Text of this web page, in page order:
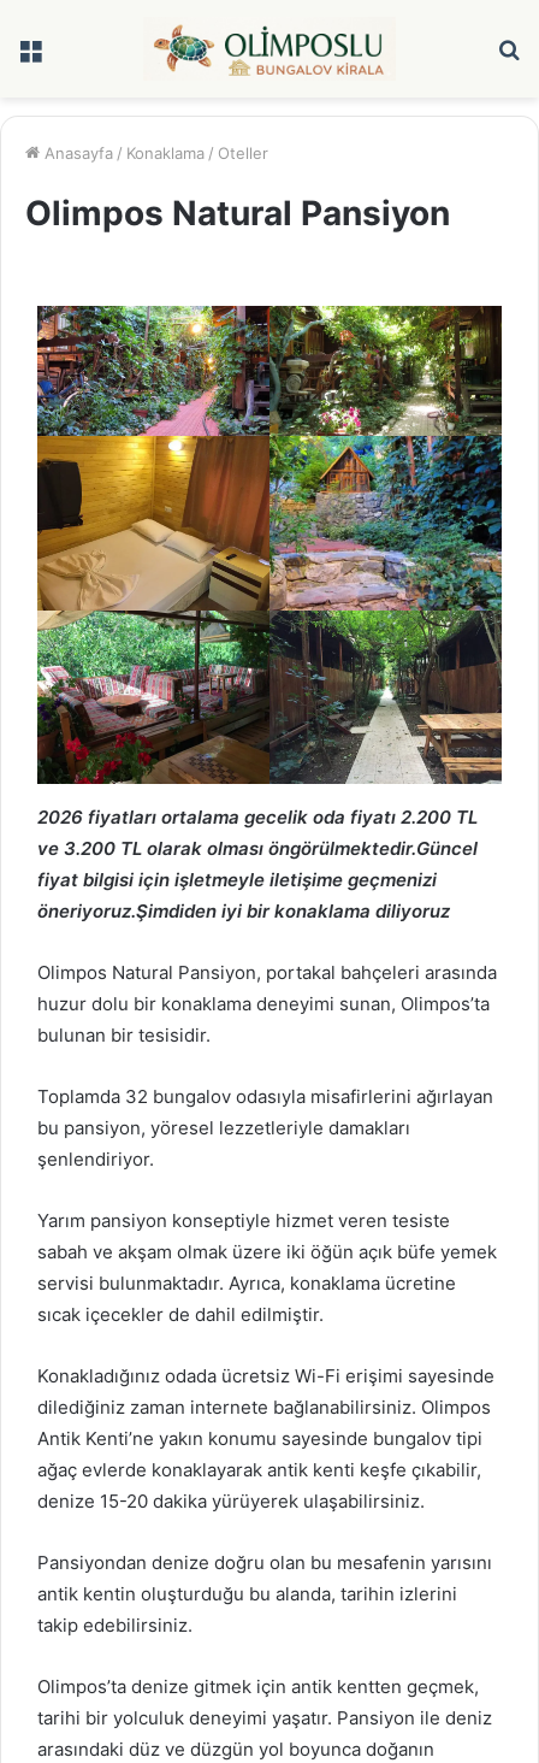
Menü
...
Anasayfa / Konaklama / Oteller
Olimpos Natural Pansiyon
2026 fiyatları ortalama gecelik oda fiyatı 2.200 TL
ve 3.200 TL olarak olması öngörülmektedir.Güncel
fiyat bilgisi için işletmeyle iletişime geçmenizi
öneriyoruz.Şimdiden iyi bir konaklama diliyoruz
Olimpos Natural Pansiyon, portakal bahçeleri arasında
huzur dolu bir konaklama deneyimi sunan, Olimpos’ta
bulunan bir tesisidir.
Toplamda 32 bungalov odasıyla misafirlerini ağırlayan
bu pansiyon, yöresel lezzetleriyle damakları
şenlendiriyor.
Yarım pansiyon konseptiyle hizmet veren tesiste
sabah ve akşam olmak üzere iki öğün açık büfe yemek
servisi bulunmaktadır. Ayrıca, konaklama ücretine
sıcak içecekler de dahil edilmiştir.
Konakladığınız odada ücretsiz Wi-Fi erişimi sayesinde
dilediğiniz zaman internete bağlanabilirsiniz. Olimpos
Antik Kenti’ne yakın konumu sayesinde bungalov tipi
ağaç evlerde konaklayarak antik kenti keşfe çıkabilir,
denize 15-20 dakika yürüyerek ulaşabilirsiniz.
Pansiyondan denize doğru olan bu mesafenin yarısını
antik kentin oluşturduğu bu alanda, tarihin izlerini
takip edebilirsiniz.
Olimpos’ta denize gitmek için antik kentten geçmek,
tarihi bir yolculuk deneyimi yaşatır. Pansiyon ile deniz
arasındaki düz ve düzgün yol boyunca doğanın